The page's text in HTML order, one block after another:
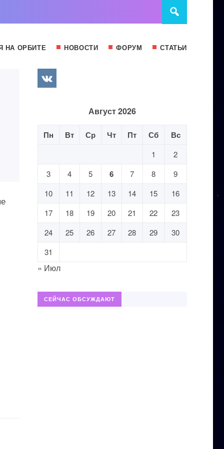
НА ОРБИТЕ НОВОСТИ ФОРУМ СТАТЬИ
Август 2026
Пн Вт Ср Чт Пт Сб Вс
1
2
3
4 5 6 7 8
9
10
11 12 13 14 15
16
17
18 19 20 21 22
23
24
25 26 27 28 29
30
31
« Июл
СЕЙЧАС ОБСУЖДАЮТ